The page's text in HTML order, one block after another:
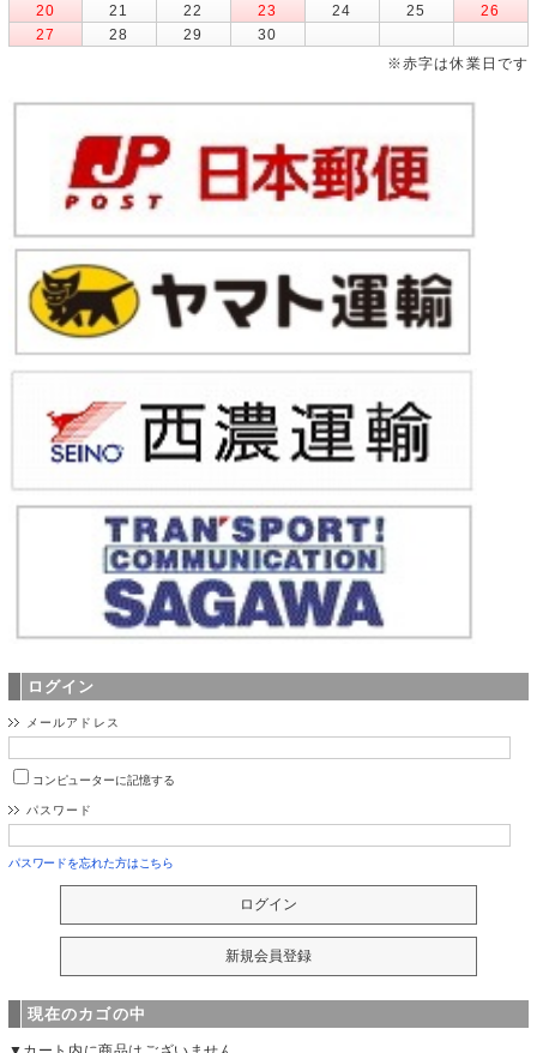
20
21 22 23 24 25
26
27
28 29
30
※赤字は休業日です
ログイン
メールアドレス
コンピューターに記憶する
パスワード
パスワードを忘れた方はこちら
現在のカゴの中
▼カート内に商品はございません。